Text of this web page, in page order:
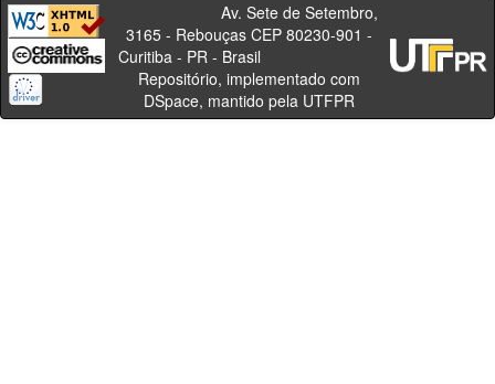
Av. Sete de Setembro,
3165 - Rebouças CEP 80230-901 -
Curitiba - PR - Brasil
Repositório, implementado com
DSpace, mantido pela UTFPR